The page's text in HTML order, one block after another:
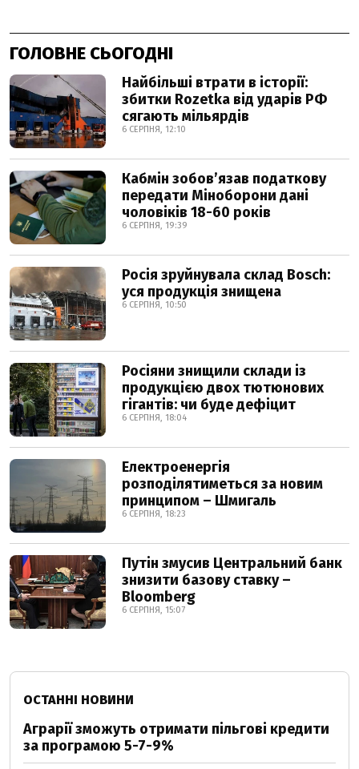
ГОЛОВНЕ СЬОГОДНІ
Найбільші втрати в історії:
збитки Rozetka від ударів РФ
сягають мільярдів
6 СЕРПНЯ, 12:10
Кабмін зобовʼязав податкову
передати Міноборони дані
чоловіків 18-60 років
6 СЕРПНЯ, 19:39
Росія зруйнувала склад Bosch:
уся продукція знищена
6 СЕРПНЯ, 10:50
Росіяни знищили склади із
продукцією двох тютюнових
гігантів: чи буде дефіцит
6 СЕРПНЯ, 18:04
Електроенергія
розподілятиметься за новим
принципом – Шмигаль
6 СЕРПНЯ, 18:23
Путін змусив Центральний банк
знизити базову ставку –
Bloomberg
6 СЕРПНЯ, 15:07
ОСТАННІ НОВИНИ
Аграрії зможуть отримати пільгові кредити
за програмою 5-7-9%